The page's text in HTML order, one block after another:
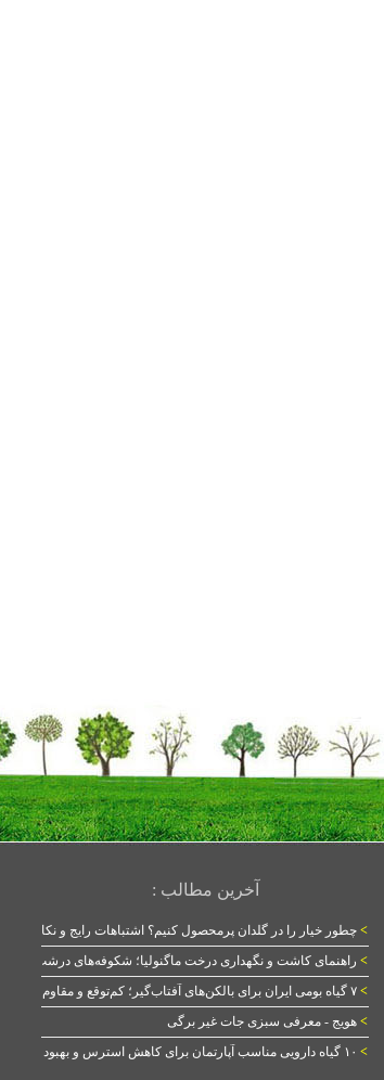
آخرین مطالب :
> چطور خیار را در گلدان پرمحصول کنیم؟ اشتباهات رایج و نکات طلایی
> راهنمای کاشت و نگهداری درخت ماگنولیا؛ شکوفه‌های درشت در بهار
> ۷ گیاه بومی ایران برای بالکن‌های آفتاب‌گیر؛ کم‌توقع و مقاوم
> هویج - معرفی سبزی جات غیر برگی
> ۱۰ گیاه دارویی مناسب آپارتمان برای کاهش استرس و بهبود خواب